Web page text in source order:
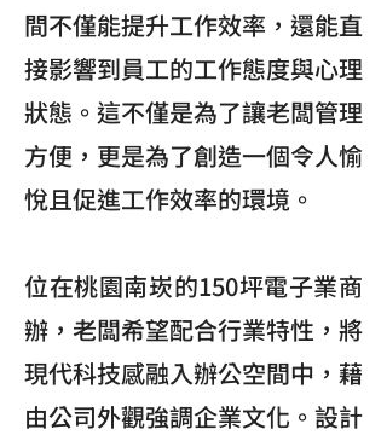
間不僅能提升工作效率，還能直
接影響到員工的工作態度與心理
狀態。這不僅是為了讓老闆管理
方便，更是為了創造一個令人愉
悅且促進工作效率的環境。
位在桃園南崁的150坪電子業商
辦，老闆希望配合行業特性，將
現代科技感融入辦公空間中，藉
由公司外觀強調企業文化。設計